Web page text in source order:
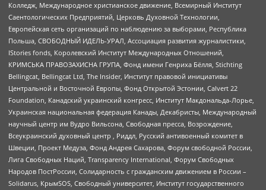
Колледж, Международное христианское движение, Всемирный Институт
Саентологических Предприятий, Церковь Духовной Технологии,
Европейская сеть организаций по наблюдению за выборами, Республика
Польша, СВОБОДНЫЙ ИДЕЛЬ-УРАЛ, Ассоциация развития журналистики,
IStories fonds, Королевский Институт Международных Отношений,
КРИМСЬКА ПРАВОЗАХИСНА ГРУПА, Фонд имени Генриха Бёлля, Stichting
Bellingcat, Bellingcat Ltd, The Insider, Институт правовой инициативы
Центральной и Восточной Европы, Фонд Открытой Эстонии, Calvert 22
Foundation, Канадский украинский конгресс, Институт Макдональда-Лорье,
Украинская национальная федерация Канады, Декабристы, Международный
научный центр им Вудро Вильсона, Свободная пресса, Возрождение,
Всеукраинский духовный центр , Риддл, Русский антивоенный комитет в
Швеции, Проект Медуза, Фонд Андрея Сахарова, Форум свободной России,
Лига Свободных Наций, Transparеncy International, Форум Свободных
Народов ПостРоссии, Солидарность с гражданским движением в России –
Solidarus, КрымSOS, Свободный университет, Институт государственного